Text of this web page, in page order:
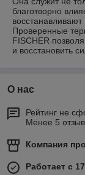
благотворно
Проверенные
FISCHER
и восстановить
О нас
Рейтинг не
Менее 5
Компания
Работает с